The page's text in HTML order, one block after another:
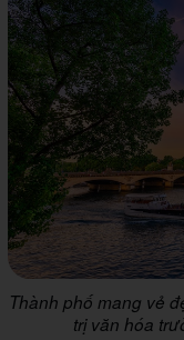
Thành phố mang vẻ
trị văn hóa